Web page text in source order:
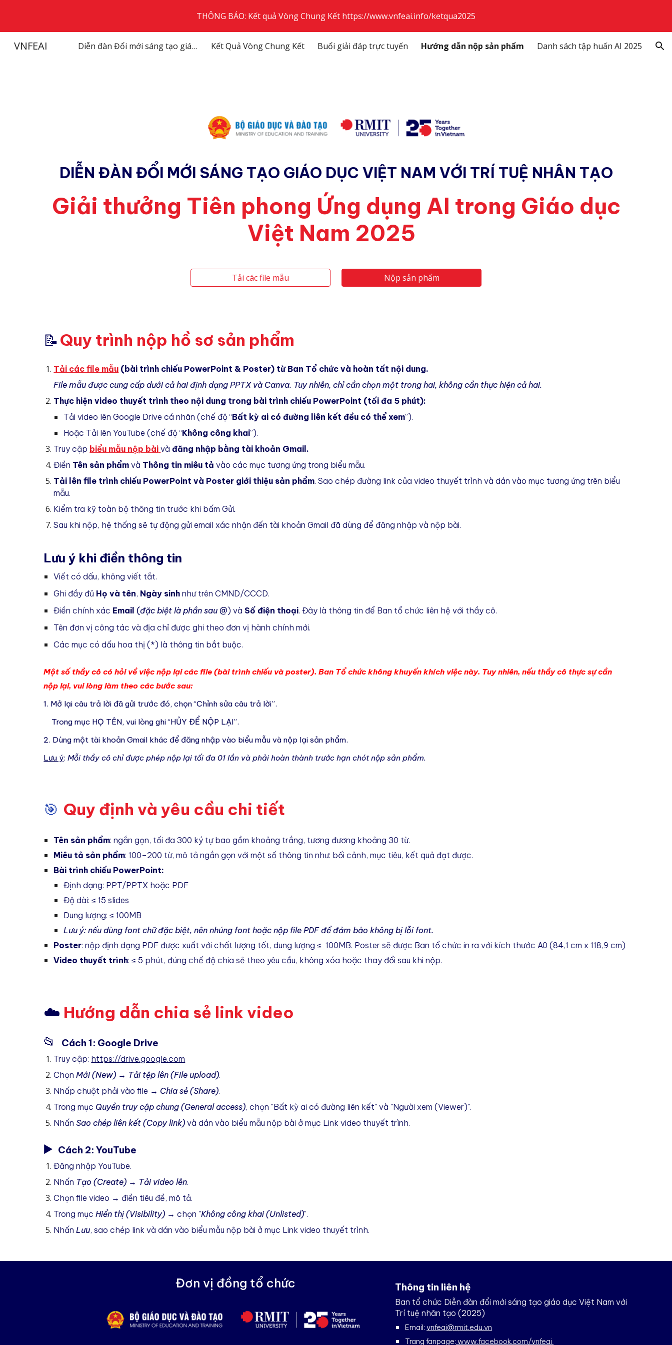
Skip to main content Skip to navigation
THÔNG BÁO: Kết quả Vòng Chung Kết https://www.vnfeai.info/ketqua2025
VNFEAI Diễn đàn Đổi mới sáng tạo giáo dục Việt Nam với Trí tuệ nhân tạo Kết Quả Vòng Chung Kết Buổi giải đáp trực tuyến Hướng dẫn nộp sản phẩm Danh sách tập huấn AI 2025
DIỄN ĐÀN ĐỔI MỚI SÁNG TẠO GIÁO DỤC VIỆT NAM VỚI TRÍ TUỆ NHÂN TẠO
Giải thưởng Tiên phong Ứng dụng AI trong Giáo dục
Việt Nam 2025
Tải các file mẫu Nộp sản phẩm
📝Quy trình nộp hồ sơ sản phẩm
Tải các file mẫu (bài trình chiếu PowerPoint & Poster) từ Ban Tổ chức và hoàn tất nội dung.
File mẫu được cung cấp dưới cả hai định dạng PPTX và Canva. Tuy nhiên, chỉ cần chọn một trong hai, không cần thực hiện cả hai.
Thực hiện video thuyết trình theo nội dung trong bài trình chiếu PowerPoint (tối đa 5 phút):
Tải video lên Google Drive cá nhân (chế độ “Bất kỳ ai có đường liên kết đều có thể xem”).
Hoặc Tải lên YouTube (chế độ “Không công khai”).
Truy cập biểu mẫu nộp bài vàđăng nhập bằng tài khoản Gmail.
Điền Tên sản phẩm và Thông tin miêu tả vào các mục tương ứng trong biểu mẫu.
Tải lên file trình chiếu PowerPoint và Poster giới thiệu sản phẩm. Sao chép đường link của video thuyết trình và dán vào mục tương ứng trên biểu
mẫu.
Kiểm tra kỹ toàn bộ thông tin trước khi bấm Gửi.
Sau khi nộp, hệ thống sẽ tự động gửi email xác nhận đến tài khoản Gmail đã dùng để đăng nhập và nộp bài.
Lưu ý khi điền thông tin
Viết có dấu, không viết tắt.
Ghi đầy đủ Họ và tên, Ngày sinh như trên CMND/CCCD.
Điền chính xác Email (đặc biệt là phần sau @) vàSố điện thoại. Đây là thông tin để Ban tổ chức liên hệ với thầy cô.
Tên đơn vị công tác và địa chỉ được ghi theo đơn vị hành chính mới.
Các mục có dấu hoa thị (*) là thông tin bắt buộc.
Một số thầy cô có hỏi về việc nộp lại các file (bài trình chiếu và poster). Ban Tổ chức không khuyến khích việc này. Tuy nhiên, nếu thầy cô thực sự cần
nộp lại, vui lòng làm theo các bước sau:
1. Mở lại câu trả lời đã gửi trước đó, chọn “Chỉnh sửa câu trả lời”.
Trong mục HỌ TÊN, vui lòng ghi “HỦY ĐỂ NỘP LẠI”.
2. Dùng một tài khoản Gmail khác để đăng nhập vào biểu mẫu và nộp lại sản phẩm.
Lưu ý:Mỗi thầy cô chỉ được phép nộp lại tối đa 01 lần và phải hoàn thành trước hạn chót nộp sản phẩm.
🎯 Quy định và yêu cầu chi tiết
Tên sản phẩm: ngắn gọn, tối đa 300 ký tự bao gồm khoảng trắng, tương đương khoảng 30 từ.
Miêu tả sản phẩm: 100–200 từ, mô tả ngắn gọn với một số thông tin như: bối cảnh, mục tiêu, kết quả đạt được.
Bài trình chiếu PowerPoint:
Định dạng: PPT/PPTX hoặc PDF
Độ dài: ≤ 15 slides
Dung lượng: ≤ 100MB
Lưu ý: nếu dùng font chữ đặc biệt, nên nhúng font hoặc nộp file PDF để đảm bảo không bị lỗi font.
Poster: nộp định dạng PDF được xuất với chất lượng tốt, dung lượng≤ 100MB. Poster sẽ được Ban tổ chức in ra với kích thướcA0 (84,1 cm x 118,9 cm)
Video thuyết trình: ≤ 5 phút, đúng chế độ chia sẻ theo yêu cầu, không xóa hoặc thay đổi sau khi nộp.
☁️ Hướng dẫn chia sẻ link video
📂 Cách 1: Google Drive
Truy cập: https://drive.google.com
ChọnMới (New) → Tải tệp lên (File upload).
Nhấp chuột phải vào file → Chia sẻ (Share).
Trong mục Quyền truy cập chung (General access), chọn "Bất kỳ ai có đường liên kết" và "Người xem (Viewer)".
NhấnSao chép liên kết (Copy link) và dán vào biểu mẫu nộp bài ở mục Link video thuyết trình.
▶️ Cách 2: YouTube
Đăng nhập YouTube.
Nhấn Tạo (Create) → Tải video lên.
Chọn file video → điền tiêu đề, mô tả.
Trong mụcHiển thị (Visibility) → chọn "Không công khai (Unlisted)".
NhấnLưu, sao chép link vàdán vào biểu mẫu nộp bài ở mục Link video thuyết trình.
Đơn vị đồng tổ chức Thông tin liên hệ
Ban tổ chức Diễn đàn đổi mới sáng tạo giáo dục Việt Nam với
Trí tuệ nhân tạo (2025)
Email:vnfeai@rmit.edu.vn
Trang fanpage: www.facebook.com/vnfeai